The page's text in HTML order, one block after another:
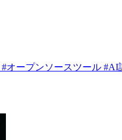
#オープンソースツール #AI